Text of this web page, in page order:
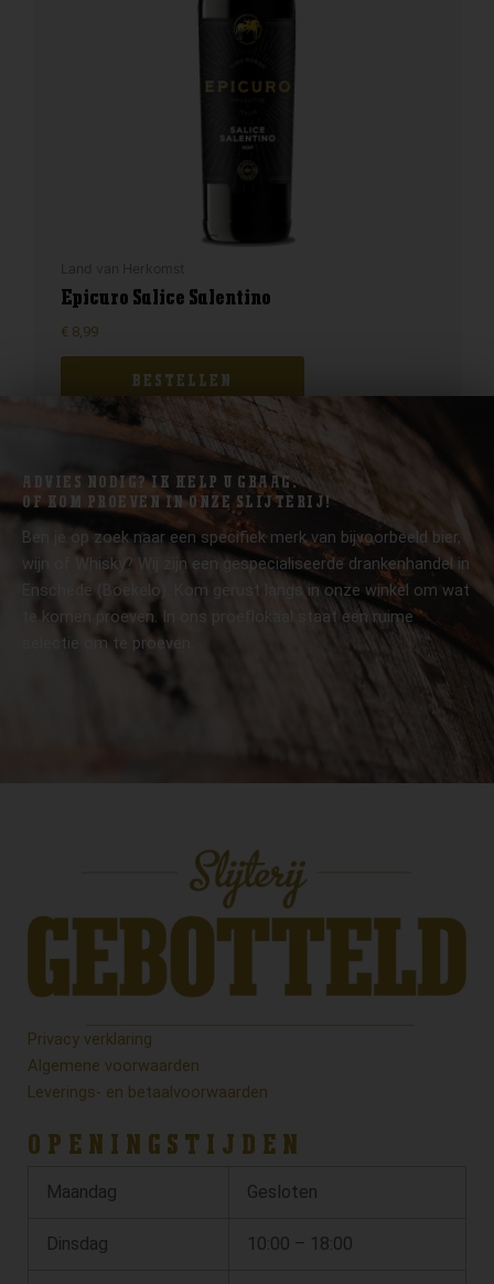
Epicuro Salice Salentino
€ 8,99
BESTELLEN
ADVIES NODIG? IK HELP U GRAAG.
OF KOM PROEVEN IN ONZE SLIJTERIJ!
Ben je op zoek naar een specifiek merk van bijvoorbeeld bier,
wijn of Whisky? Wij zijn een gespecialiseerde drankenhandel in
Enschede (Boekelo). Kom gerust langs in onze winkel om wat
te komen proeven. In ons proeflokaal staat een ruime
selectie om te proeven.
Privacy verklaring
Algemene voorwaarden
Leverings- en betaalvoorwaarden
OPENINGSTIJDEN
Maandag Gesloten
Dinsdag 10:00 – 18:00